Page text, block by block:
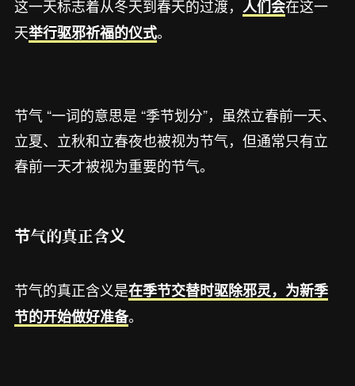
这一天标志着从冬天到春天的过渡， 人们会在这一
天举行驱邪祈福的仪式。
节气 “一词的意思是 “季节划分”，虽然立春前一天、
立夏、立秋和立春夜也被视为节气，但通常只有立
春前一天才被视为重要的节气。
节气的真正含义
节气的真正含义是在季节交替时驱除邪灵，为新季
节的开始做好准备。